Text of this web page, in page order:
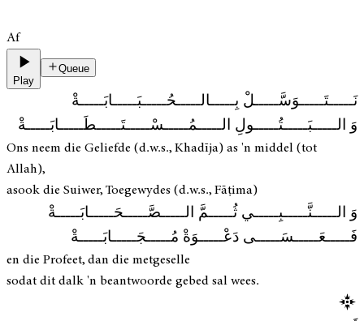
Af
Play
Queue
نَـــــتَـــــوَسَّـــــلْ بِـــــالـــــحُـــــبَـــــابَـــــةْ
وَ الـــــبَـــــتُـــــولِ الـــــمُـــــسْـــــتَـــــطَـــــابَـــــةْ
Ons neem die Geliefde (d.w.s., Khadīja) as 'n middel (tot
Allah),
asook die Suiwer, Toegewydes (d.w.s., Fāṭima)
وَ الـــــنَّـــــبِـــــي ثُـــــمَّ الـــــصَّـــــحَـــــابَـــــةْ
فَـــــعَـــــسَـــــى دَعْـــــوَةْ مُـــــجَـــــابَـــــةْ
en die Profeet, dan die metgeselle
sodat dit dalk 'n beantwoorde gebed sal wees.